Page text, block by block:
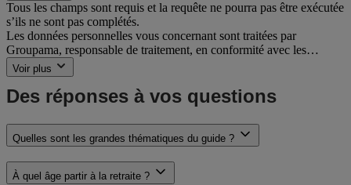
Tous les champs sont requis et la requête ne pourra pas être exécutée
s’ils ne sont pas complétés.
Les données personnelles vous concernant sont traitées par
Groupama, responsable de traitement, en conformité avec les
réglementations en vigueur relatives au traitement de ces données et
à la protection de la vie privée, notamment les dispositions de la loi
Informatiques et Libertés N° 78-17 du 6 janvier 1978 modifiée et du
Règlement Général sur la Protection des Données (Règlement
gestion commerciale et à la gestion de la relation client. Dans ce
cadre, elles peuvent être rapprochées de notre base de données
clients, pour vous apporter un meilleur service. Les données sont
destinées à nos services internes. Vous pouvez consulter notre
Voir plus
Des réponses à vos questions
Quelles sont les grandes thématiques du guide ?
À quel âge partir à la retraite ?